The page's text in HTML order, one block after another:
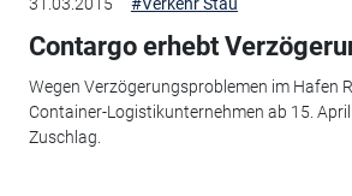
Contargo erhebt
Wegen Verzögerungsproblemen im Hafen
Container-Logistikunternehmen ab 15.
Zuschlag.